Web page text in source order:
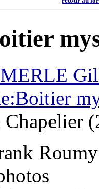
Chapelier